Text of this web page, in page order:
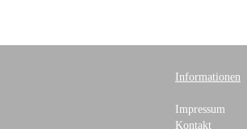
Informationen
Impressum
Kontakt